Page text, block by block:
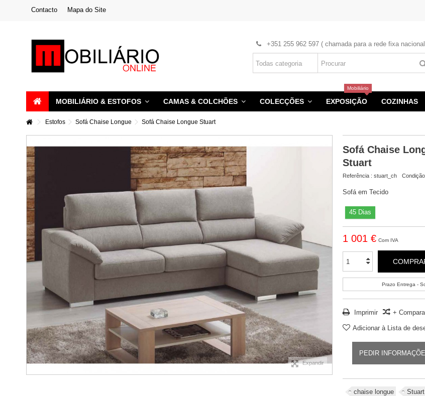
Contacto Mapa do Site
+351 255 962 597 ( chamada para a rede fixa
MOBILIÁRIO & ESTOFOS CAMAS & COLCHÕES COLECÇÕES EXPOSIÇÃO
Mobiliário
COZINHAS
Estofos Sofá Chaise Longue Sofá Chaise Longue Stuart
Expandir
Sofá Chaise
Stuart
Referência : stuart_ch
Sofá em Tecido
45 Dias
1 001 € Com IVA
Prazo Entrega -
Imprimir +
Adicionar à Lista de
PEDIR
chaise longue Stuart